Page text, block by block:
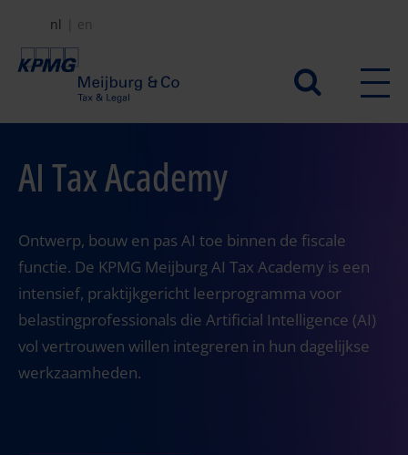
naar
Secundair
menu
nl en
AI Tax Academy
Ontwerp, bouw en pas AI toe binnen de fiscale
functie. De KPMG Meijburg AI Tax Academy is een
intensief, praktijkgericht leerprogramma voor
belastingprofessionals die Artificial Intelligence (AI)
vol vertrouwen willen integreren in hun dagelijkse
werkzaamheden.